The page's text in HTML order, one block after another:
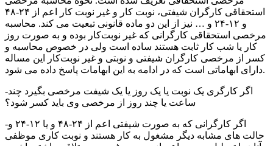
استحقاقی کارگران شیفتی، نوبت کار و غیر نوبت کار اعم از ۲۴-۴۸
و ۱۲-۲۴ و … نیز از این دو ماده قانونی تبعیت می کند. محاسبه
مرخصی استحقاقی کارگرانی که غیر نوبت‌کار بوده و به صورت روز
کار یا شب کار ثابت هستند ساده است ولی در خصوص محاسبه و
کسر از مرخصی کارگران شیفتی و نوبتی و غیر نوبت‌کار این مساله
دارای ابهاماتی است که در ادامه به این ابهامات پاسخ داده می شود.
-اگر کارگری یک نوبت یا یک روز یا یک شیفت مرخصی بگیرد چند
ساعت یا چند روز از مرخصی وی باید کسر شود؟
-اگر کارگرانی که به صورت شیفتی اعم از ۲۴-۴۸ و یا ۱۲-۲۴ و
حالت های مشابه دیگر مشغول به کار هستند و نوبت کاری موظفی